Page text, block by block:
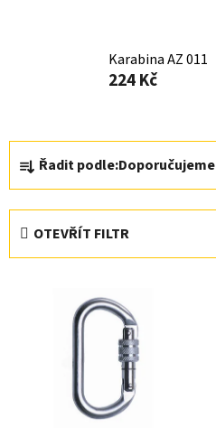
Karabina AZ 011
224 Kč
z
Řadit podle:Doporučujeme
OTEVŘÍT FILTR